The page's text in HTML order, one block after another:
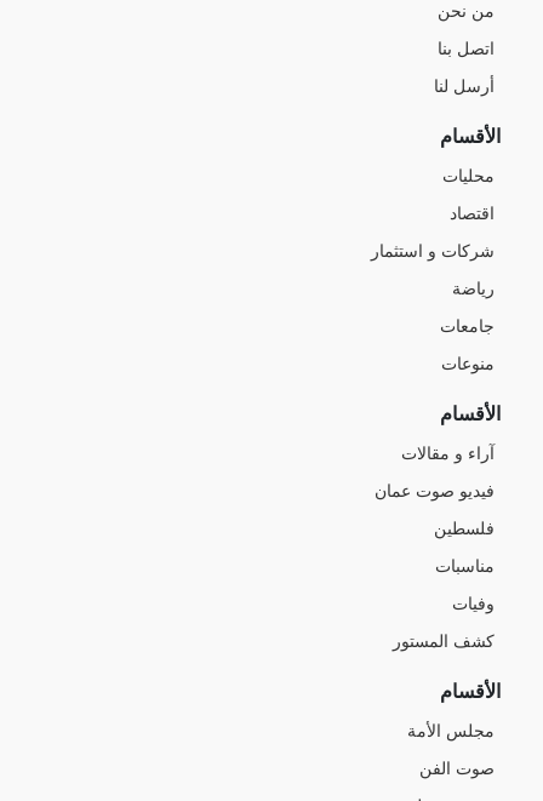
من نحن
اتصل بنا
أرسل لنا
الأقسام
محليات
اقتصاد
شركات و استثمار
رياضة
جامعات
منوعات
الأقسام
آراء و مقالات
فيديو صوت عمان
فلسطين
مناسبات
وفيات
كشف المستور
الأقسام
مجلس الأمة
صوت الفن